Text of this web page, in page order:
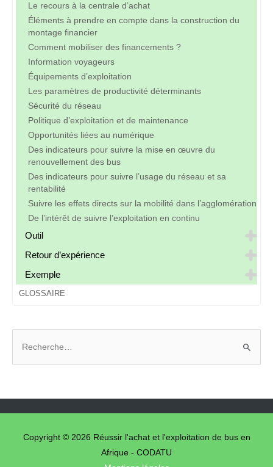
Le recours à la centrale d’achat
Éléments à prendre en compte dans la construction du
montage financier
Comment mobiliser des financements ?
Information voyageurs
Équipements d’exploitation
Les paramètres de productivité déterminants
Sécurité du réseau
Politique d’exploitation et de maintenance
Opportunités liées au numérique
Des indicateurs pour suivre la mise en œuvre du
renouvellement des bus
Des indicateurs pour suivre l’usage du réseau et sa
rentabilité
Suivre les effets directs sur la mobilité dans l’agglomération
De l’intérêt de suivre l’exploitation en continu
Outil
Retour d’expérience
Exemple
GLOSSAIRE
Copyright © 2026 Réussir l'achat et l'exploitation de bus en
Afrique - CODATU